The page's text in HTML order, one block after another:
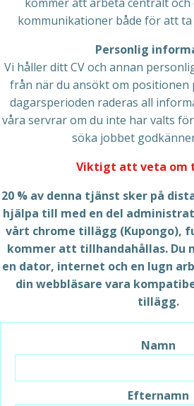
kommunikationer både för att
Personlig
Vi håller ditt CV och annan
från när du ansökt om positionen
dagarsperioden raderas all
våra servrar om du inte har valts
söka jobbet
Viktigt att veta om
20 % av denna tjänst sker på
hjälpa till med en del
vårt chrome tillägg (Kupongo),
kommer att tillhandahållas. Du
en dator, internet och en lugn
din webbläsare vara
tillägg.
Namn
Efternamn